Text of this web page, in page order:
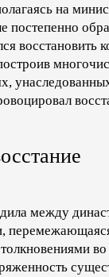
на
постепенно
восстановить
между